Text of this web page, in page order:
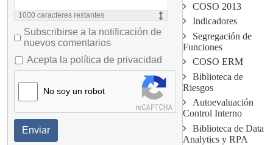
1000 caracteres restantes
Subscribirse a la notificación de
nuevos comentarios
Acepta la política de privacidad
No soy un robot
Enviar
COSO 2013
Indicadores
Segregación de
Funciones
COSO ERM
Biblioteca de
Riesgos
Autoevaluación
Control Interno
Biblioteca de Data
Analytics y RPA